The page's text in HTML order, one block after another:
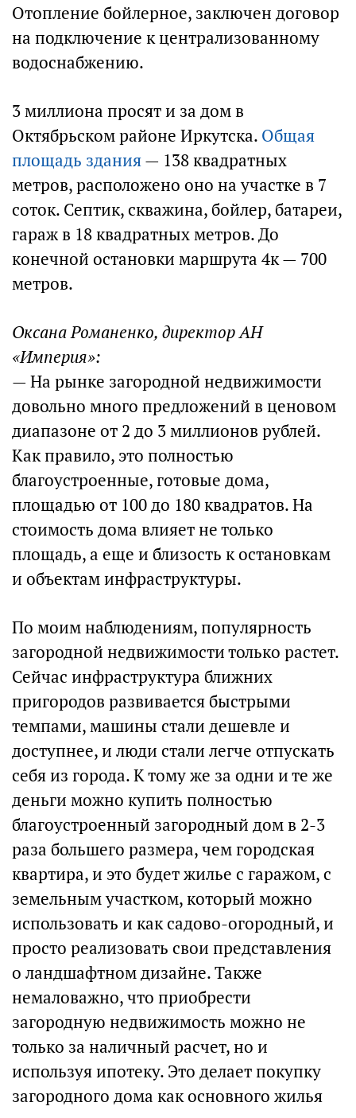
Отопление бойлерное, заключен договор
на подключение к централизованному
водоснабжению.
3 миллиона просят и за дом в
Октябрьском районе Иркутска. Общая
площадь здания— 138 квадратных
метров, расположено оно на участке в 7
соток. Септик, скважина, бойлер, батареи,
гараж в 18 квадратных метров. До
конечной остановки маршрута 4к — 700
метров.
Оксана Романенко, директор АН
«Империя»:
— На рынке загородной недвижимости
довольно много предложений в ценовом
диапазоне от 2 до 3 миллионов рублей.
Как правило, это полностью
благоустроенные, готовые дома,
площадью от 100 до 180 квадратов. На
стоимость дома влияет не только
площадь, а еще и близость к остановкам
и объектам инфраструктуры.
По моим наблюдениям, популярность
загородной недвижимости только растет.
Сейчас инфраструктура ближних
пригородов развивается быстрыми
темпами, машины стали дешевле и
доступнее, и люди стали легче отпускать
себя из города. К тому же за одни и те же
деньги можно купить полностью
благоустроенный загородный дом в 2-3
раза большего размера, чем городская
квартира, и это будет жилье с гаражом, с
земельным участком, который можно
использовать и как садово-огородный, и
просто реализовать свои представления
о ландшафтном дизайне. Также
немаловажно, что приобрести
загородную недвижимость можно не
только за наличный расчет, но и
используя ипотеку. Это делает покупку
загородного дома как основного жилья